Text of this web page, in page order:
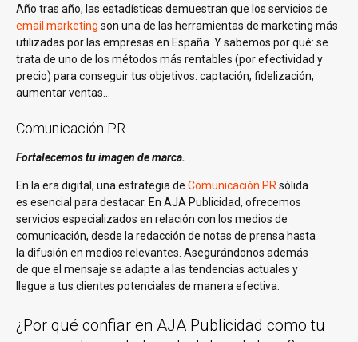
Año tras año, las estadísticas demuestran que los servicios de
email marketing son una de las herramientas de marketing más
utilizadas por las empresas en España. Y sabemos por qué: se
trata de uno de los métodos más rentables (por efectividad y
precio) para conseguir tus objetivos: captación, fidelización,
aumentar ventas…
Comunicación PR
Fortalecemos tu imagen de marca.
En la era digital, una estrategia de Comunicación PRsólida
es esencial para destacar. En AJA Publicidad, ofrecemos
servicios especializados en relación con los medios de
comunicación, desde la redacción de notas de prensa hasta
la difusión en medios relevantes. Asegurándonos además
de que el mensaje se adapte a las tendencias actuales y
llegue a tus clientes potenciales de manera efectiva.
¿Por qué confiar en AJA Publicidad como tu